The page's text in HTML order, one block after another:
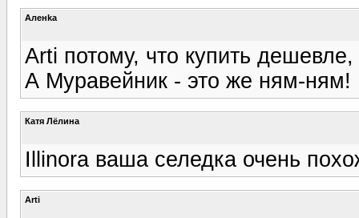
Аленka
Arti потому, что купить
А Муравейник - это же ням-ням!
Катя Лёлина
Illinora ваша селедка очень
Arti